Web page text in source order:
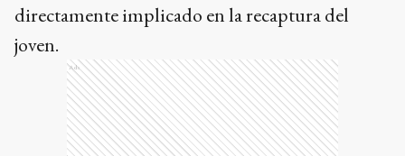
directamente implicado en la recaptura del
joven.
Ads